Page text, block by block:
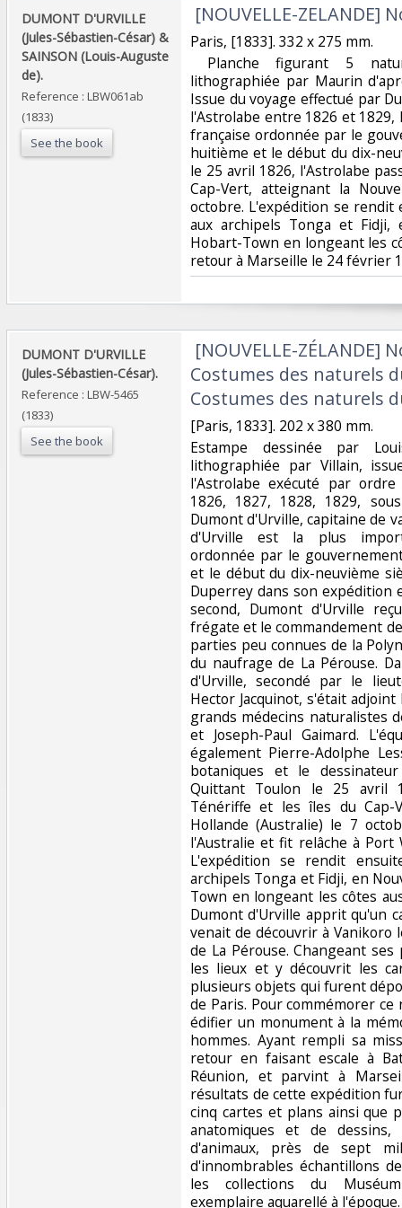
‎DUMONT D'URVILLE
(Jules-Sébastien-César) &
SAINSON (Louis-Auguste
de).‎
Reference : LBW061ab
(1833)
See the book
[NOUVELLE-ZELANDE]
‎Paris, [1833]. 332 x 275 mm.‎
Planche figurant 5
lithographiée par Maurin
Issue du voyage effectué par
l'Astrolabe entre 1826 et
française ordonnée par le
huitième et le début du dix-
le 25 avril 1826, l'Astrolabe
Cap-Vert, atteignant la
octobre. L'expédition se rendit
aux archipels Tonga et Fidji,
Hobart-Town en longeant les
retour à Marseille le 24 février
‎DUMONT D'URVILLE
(Jules-Sébastien-César).‎
Reference : LBW-5465
(1833)
See the book
[NOUVELLE-ZÉLANDE]
Costumes des naturels
Costumes des naturels
‎[Paris, 1833]. 202 x 380 mm.‎
‎Estampe dessinée par
lithographiée par Villain,
l'Astrolabe exécuté par
1826, 1827, 1828, 1829,
Dumont d'Urville, capitaine de
d'Urville est la plus
ordonnée par le
et le début du dix-neuvième
Duperrey dans son expédition
second, Dumont d'Urville
frégate et le commandement
parties peu connues de la
du naufrage de La Pérouse.
d'Urville, secondé par le
Hector Jacquinot, s'était
grands médecins naturalistes
et Joseph-Paul Gaimard.
également Pierre-Adolphe
botaniques et le
Quittant Toulon le 25 avril
Ténériffe et les îles du Cap-
Hollande (Australie) le 7
l'Australie et fit relâche à Port
L'expédition se rendit
archipels Tonga et Fidji, en
Town en longeant les côtes
Dumont d'Urville apprit qu'un
venait de découvrir à
de La Pérouse. Changeant
les lieux et y découvrit les
plusieurs objets qui furent
de Paris. Pour commémorer
édifier un monument à la
hommes. Ayant rempli sa
retour en faisant escale à
Réunion, et parvint à
résultats de cette expédition
cinq cartes et plans ainsi que
anatomiques et de
d'animaux, près de sept
d'innombrables échantillons
les collections du
exemplaire aquarellé à l'époque.‎